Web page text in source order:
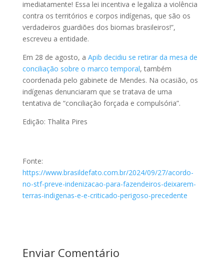
imediatamente! Essa lei incentiva e legaliza a violência
contra os territórios e corpos indígenas, que são os
verdadeiros guardiões dos biomas brasileiros!”,
escreveu a entidade.
Em 28 de agosto, a Apib decidiu se retirar da mesa de
conciliação sobre o marco temporal, também
coordenada pelo gabinete de Mendes. Na ocasião, os
indígenas denunciaram que se tratava de uma
tentativa de “conciliação forçada e compulsória”.
Edição: Thalita Pires
Fonte:
https://www.brasildefato.com.br/2024/09/27/acordo-
no-stf-preve-indenizacao-para-fazendeiros-deixarem-
terras-indigenas-e-e-criticado-perigoso-precedente
Enviar Comentário